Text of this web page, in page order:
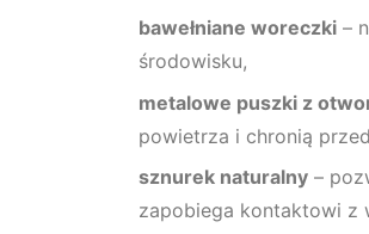
bawełniane woreczki –
środowisku,
metalowe puszki z
powietrza i chronią
sznurek naturalny –
zapobiega kontaktowi z